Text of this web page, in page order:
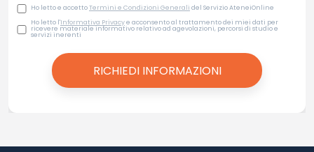
Ho letto e accettoTermini e Condizioni Generali del Servizio AteneiOnline
Ho letto l'Informativa Privacye acconsento al trattamento dei miei dati per
ricevere materiale informativo relativo ad agevolazioni, percorsi di studio e
servizi inerenti